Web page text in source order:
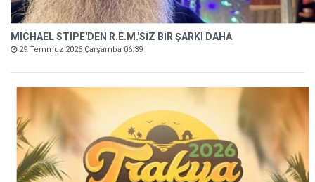
MICHAEL STIPE'DEN R.E.M.'SİZ BİR ŞARKI DAHA
29 Temmuz 2026 Çarşamba 06:39